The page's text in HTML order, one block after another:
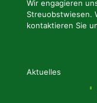
Wir engagieren
Streuobstwiesen.
kontaktieren Sie
Aktuelles